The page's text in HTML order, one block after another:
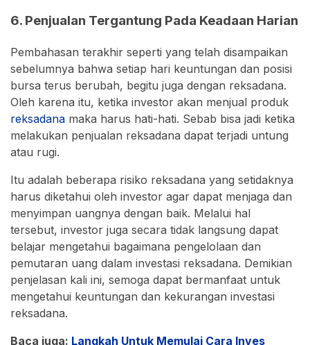
6. Penjualan Tergantung Pada Keadaan Harian
Pembahasan terakhir seperti yang telah disampaikan
sebelumnya bahwa setiap hari keuntungan dan posisi
bursa terus berubah, begitu juga dengan reksadana.
Oleh karena itu, ketika investor akan menjual produk
reksadana maka harus hati-hati. Sebab bisa jadi ketika
melakukan penjualan reksadana dapat terjadi untung
atau rugi.
Itu adalah beberapa risiko reksadana yang setidaknya
harus diketahui oleh investor agar dapat menjaga dan
menyimpan uangnya dengan baik. Melalui hal
tersebut, investor juga secara tidak langsung dapat
belajar mengetahui bagaimana pengelolaan dan
pemutaran uang dalam investasi reksadana. Demikian
penjelasan kali ini, semoga dapat bermanfaat untuk
mengetahui keuntungan dan kekurangan investasi
reksadana.
Baca juga: Langkah Untuk Memulai Cara Inves